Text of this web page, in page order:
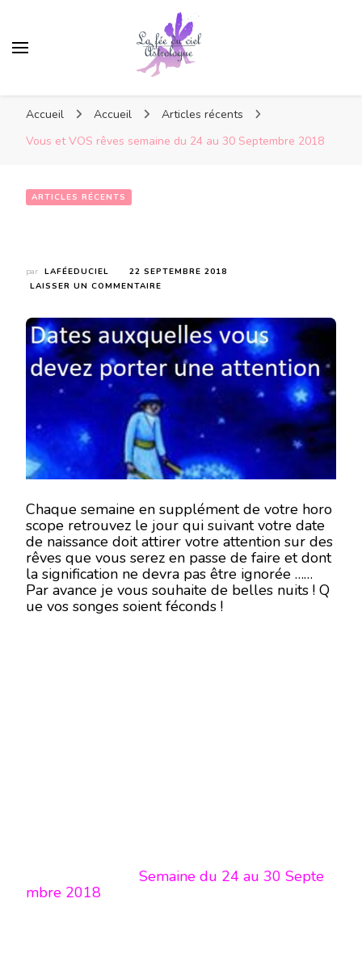
Accueil Accueil
Articles récents
Vous et VOS rêves semaine du 24 au 30 Septembre 2018
ARTICLES RÉCENTS
par LAFÉEDUCIEL
22 SEPTEMBRE 2018
LAISSER UN COMMENTAIRE
VOS
RÊVES
SEMAINE
DU
24
AU
SEPTEMBRE
2018
Chaque semaine en supplément de votre horo
scope retrouvez le jour qui suivant votre date
de naissance doit attirer votre attention sur des
rêves que vous serez en passe de faire et dont
la signification ne devra pas être ignorée …
Par avance je vous souhaite de belles nuits ! Q
ue vos songes soient féconds !
Semaine du 24 au 30 Septe
mbre 2018